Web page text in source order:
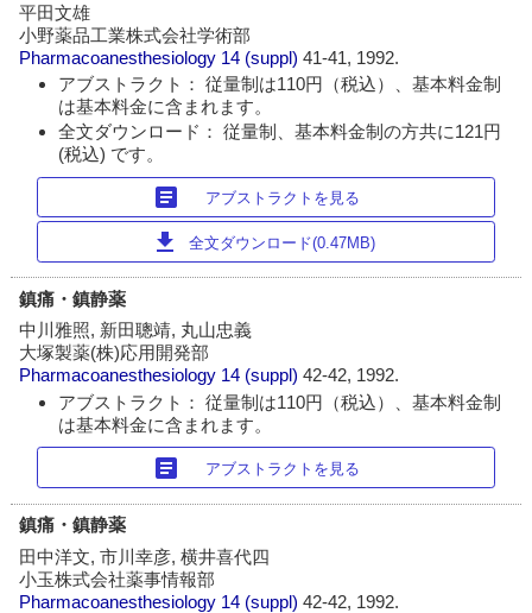
平田文雄
小野薬品工業株式会社学術部
Pharmacoanesthesiology 14 (suppl)41-41, 1992.
アブストラクト： 従量制は110円（税込）、基本料金制
は基本料金に含まれます。
全文ダウンロード： 従量制、基本料金制の方共に121円
(税込) です。
article アブストラクトを見る
download 全文ダウンロード(0.47MB)
鎮痛・鎮静薬
中川雅照, 新田聰靖, 丸山忠義
大塚製薬(株)応用開発部
Pharmacoanesthesiology 14 (suppl)42-42, 1992.
アブストラクト： 従量制は110円（税込）、基本料金制
は基本料金に含まれます。
article アブストラクトを見る
鎮痛・鎮静薬
田中洋文, 市川幸彦, 横井喜代四
小玉株式会社薬事情報部
Pharmacoanesthesiology 14 (suppl)42-42, 1992.